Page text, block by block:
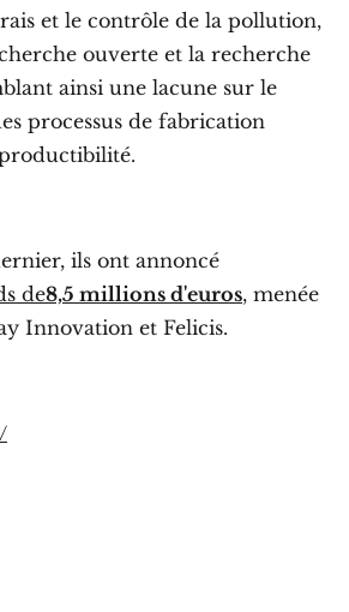
et le contrôle de la pollution,
ouverte et la recherche
ainsi une lacune sur le
processus de fabrication
ils ont annoncé
de8,5 millions d'euros, menée
Innovation et Felicis.